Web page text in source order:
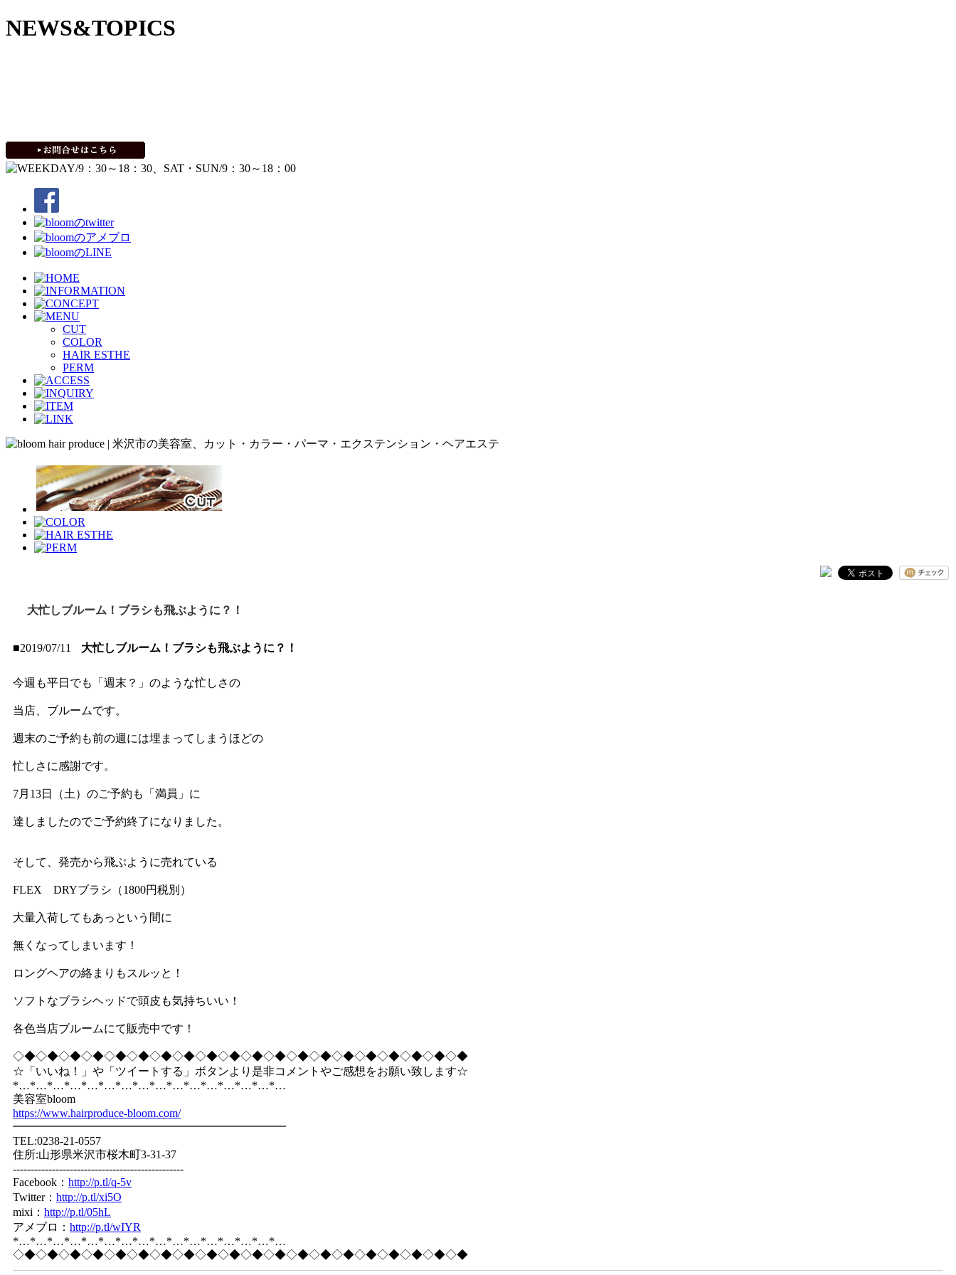
NEWS&TOPICS
CUT
COLOR
HAIR ESTHE
PERM
大忙しブルーム！ブラシも飛ぶように？！
■2019/07/11 大忙しブルーム！ブラシも飛ぶように？！
今週も平日でも「週末？」のような忙しさの
当店、ブルームです。
週末のご予約も前の週には埋まってしまうほどの
忙しさに感謝です。
7月13日（土）のご予約も「満員」に
達しましたのでご予約終了になりました。
そして、発売から飛ぶように売れている
FLEX DRYブラシ（1800円税別）
大量入荷してもあっという間に
無くなってしまいます！
ロングヘアの絡まりもスルッと！
ソフトなブラシヘッドで頭皮も気持ちいい！
各色当店ブルームにて販売中です！
◇◆◇◆◇◆◇◆◇◆◇◆◇◆◇◆◇◆◇◆◇◆◇◆◇◆◇◆◇◆◇◆◇◆◇◆◇◆◇◆
☆「いいね！」や「ツイートする」ボタンより是非コメントやご感想をお願い致します☆
*…*…*…*…*…*…*…*…*…*…*…*…*…*…*…*…
美容室bloom
https://www.hairproduce-bloom.com/
━━━━━━━━━━━━━━━━━━━━━━━━
TEL:0238-21-0557
住所:山形県米沢市桜木町3-31-37
------------------------------------------------
Facebook： http://p.tl/q-5v
Twitter： http://p.tl/xi5O
mixi： http://p.tl/05hL
アメブロ： http://p.tl/wIYR
*…*…*…*…*…*…*…*…*…*…*…*…*…*…*…*…
◇◆◇◆◇◆◇◆◇◆◇◆◇◆◇◆◇◆◇◆◇◆◇◆◇◆◇◆◇◆◇◆◇◆◇◆◇◆◇◆